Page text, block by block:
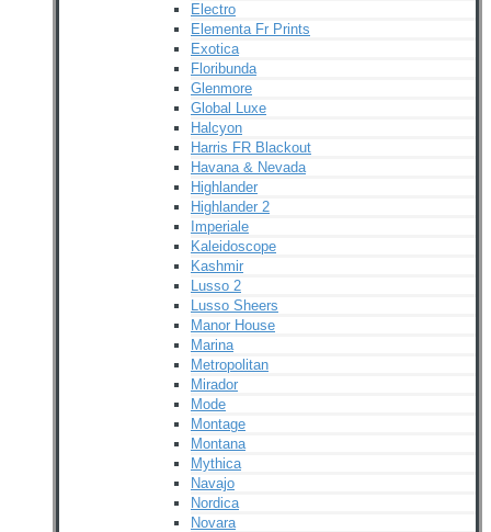
Electro
Elementa Fr Prints
Exotica
Floribunda
Glenmore
Global Luxe
Halcyon
Harris FR Blackout
Havana & Nevada
Highlander
Highlander 2
Imperiale
Kaleidoscope
Kashmir
Lusso 2
Lusso Sheers
Manor House
Marina
Metropolitan
Mirador
Mode
Montage
Montana
Mythica
Navajo
Nordica
Novara